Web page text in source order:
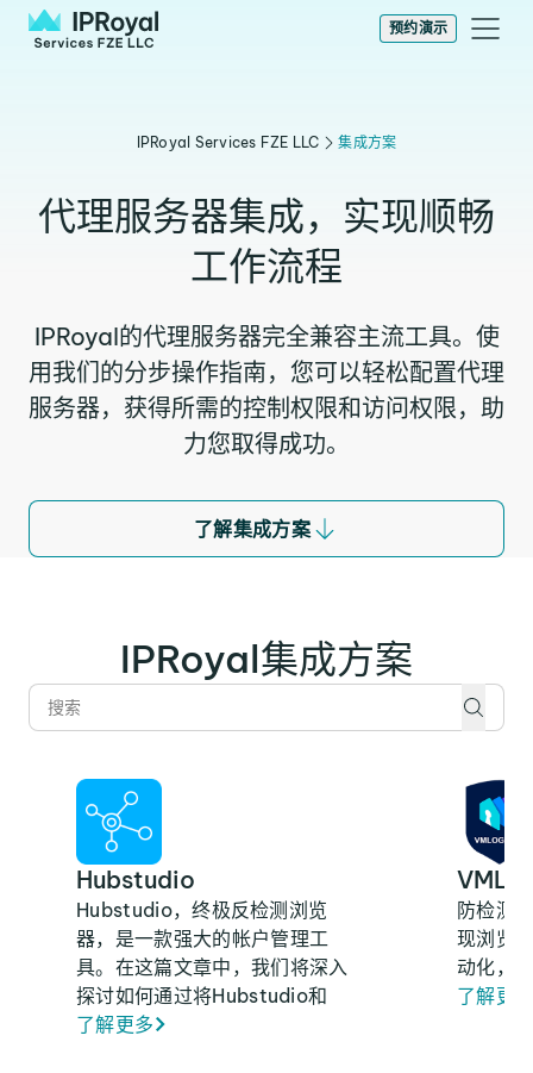
预约演示
IPRoyal Services FZE LLC 集成方案
代理服务器集成，实现顺畅
工作流程
IPRoyal的代理服务器完全兼容主流工具。使
用我们的分步操作指南，您可以轻松配置代理
服务器，获得所需的控制权限和访问权限，助
力您取得成功。
了解集成方案
IPRoyal集成方案
Hubstudio
Hubstudio，终极反检测浏览
器，是一款强大的帐户管理工
具。在这篇文章中，我们将深入
探讨如何通过将Hubstudio和
IPRoyal Services FZE LLC代理
了解更多
防检测
现浏览
动化，
了解更